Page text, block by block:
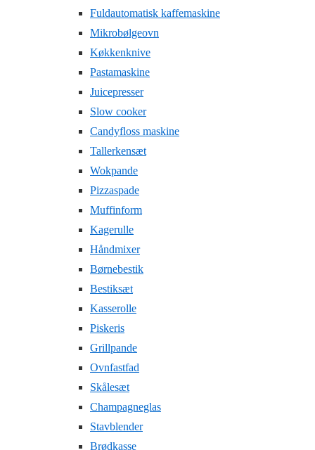
Fuldautomatisk kaffemaskine
Mikrobølgeovn
Køkkenknive
Pastamaskine
Juicepresser
Slow cooker
Candyfloss maskine
Tallerkensæt
Wokpande
Pizzaspade
Muffinform
Kagerulle
Håndmixer
Børnebestik
Bestiksæt
Kasserolle
Piskeris
Grillpande
Ovnfastfad
Skålesæt
Champagneglas
Stavblender
Brødkasse